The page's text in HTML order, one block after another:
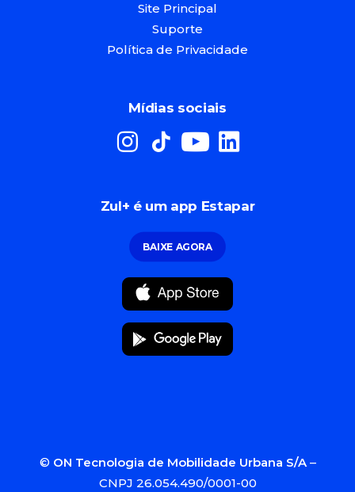
Site Principal
Suporte
Política de Privacidade
Mídias sociais
Zul+ é um app Estapar
BAIXE AGORA
© ON Tecnologia de Mobilidade Urbana S/A–
CNPJ 26.054.490/0001-00